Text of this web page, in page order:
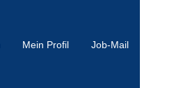
Mein Profil Job-Mail